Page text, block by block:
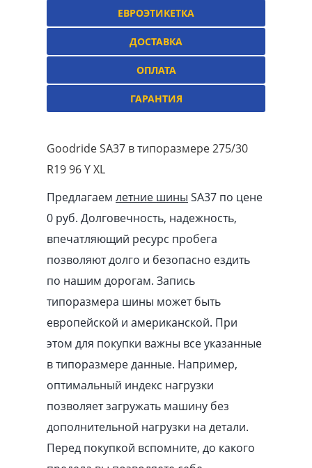
ЕВРОЭТИКЕТКА
ДОСТАВКА
ОПЛАТА
ГАРАНТИЯ
Goodride SA37 в типоразмере 275/30
R19 96 Y XL
Предлагаем летние шины SA37 по цене
0 руб. Долговечность, надежность,
впечатляющий ресурс пробега
позволяют долго и безопасно ездить
по нашим дорогам. Запись
типоразмера шины может быть
европейской и американской. При
этом для покупки важны все указанные
в типоразмере данные. Например,
оптимальный индекс нагрузки
позволяет загружать машину без
дополнительной нагрузки на детали.
Перед покупкой вспомните, до какого